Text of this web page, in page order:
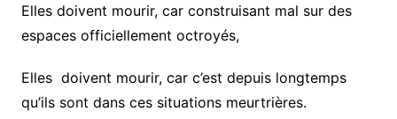
Elles doivent mourir, car construisant mal sur des
espaces officiellement octroyés,
Elles doivent mourir, car c’est depuis longtemps
qu’ils sont dans ces situations meurtrières.